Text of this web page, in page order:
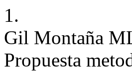
1.
Gil Montaña
Propuesta